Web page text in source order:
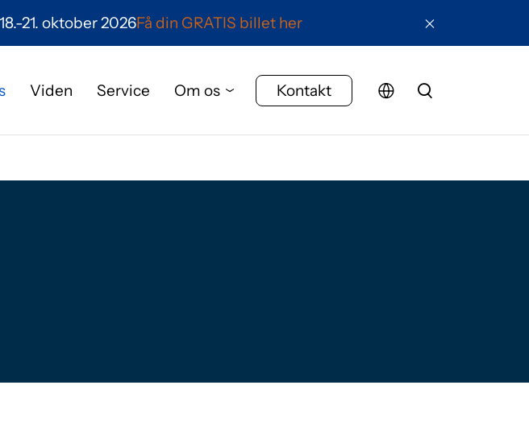
21. oktober 2026Få din GRATIS billet her
Viden Service Om os Kontakt